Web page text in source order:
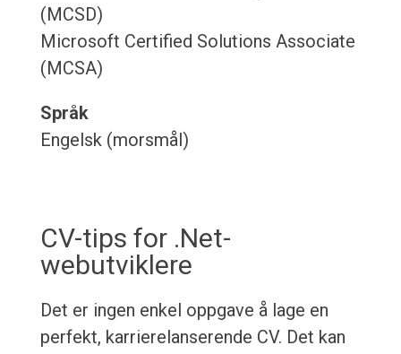
(MCSD)
Microsoft Certified Solutions Associate
(MCSA)
Språk
Engelsk (morsmål)
CV-tips for .Net-
webutviklere
Det er ingen enkel oppgave å lage en
perfekt, karrierelanserende CV. Det kan